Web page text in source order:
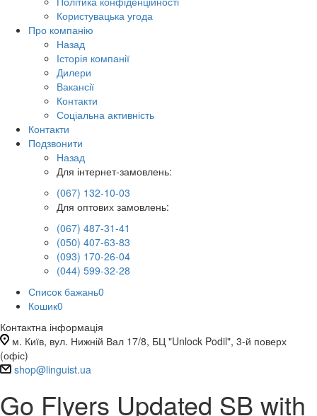
Користувацька угода
Про компанію
Назад
Історія компанії
Дилери
Вакансії
Контакти
Соціальна активність
Контакти
Подзвонити
Назад
Для інтернет-замовлень:
(067) 132-10-03
Для оптових замовлень:
(067) 487-31-41
(050) 407-63-83
(093) 170-26-04
(044) 599-32-28
Список бажань0
Кошик0
Контактна інформація
м. Київ, вул. Нижній Вал 17/8, БЦ "Unlock Podil", 3-й поверх
(офіс)
shop@linguist.ua
Go Flyers Updated SB with